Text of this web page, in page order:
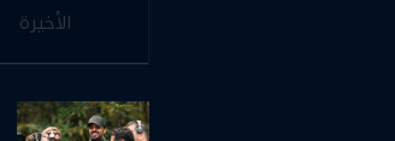
الأخيرة